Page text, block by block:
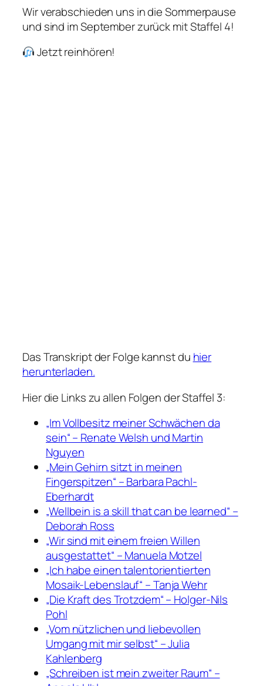
Wir verabschieden uns in die Sommerpause
und sind im September zurück mit Staffel 4!
Jetzt reinhören!
Das Transkript der Folge kannst du hier
herunterladen.
Hier die Links zu allen Folgen der Staffel 3:
„Im Vollbesitz meiner Schwächen da
sein“ – Renate Welsh und Martin
Nguyen
„Mein Gehirn sitzt in meinen
Fingerspitzen“ – Barbara Pachl-
Eberhardt
„Wellbein is a skill that can be learned“ –
Deborah Ross
„Wir sind mit einem freien Willen
ausgestattet“ – Manuela Motzel
„Ich habe einen talentorientierten
Mosaik-Lebenslauf“ – Tanja Wehr
„Die Kraft des Trotzdem“ – Holger-Nils
Pohl
„Vom nützlichen und liebevollen
Umgang mit mir selbst“ – Julia
Kahlenberg
„Schreiben ist mein zweiter Raum“ –